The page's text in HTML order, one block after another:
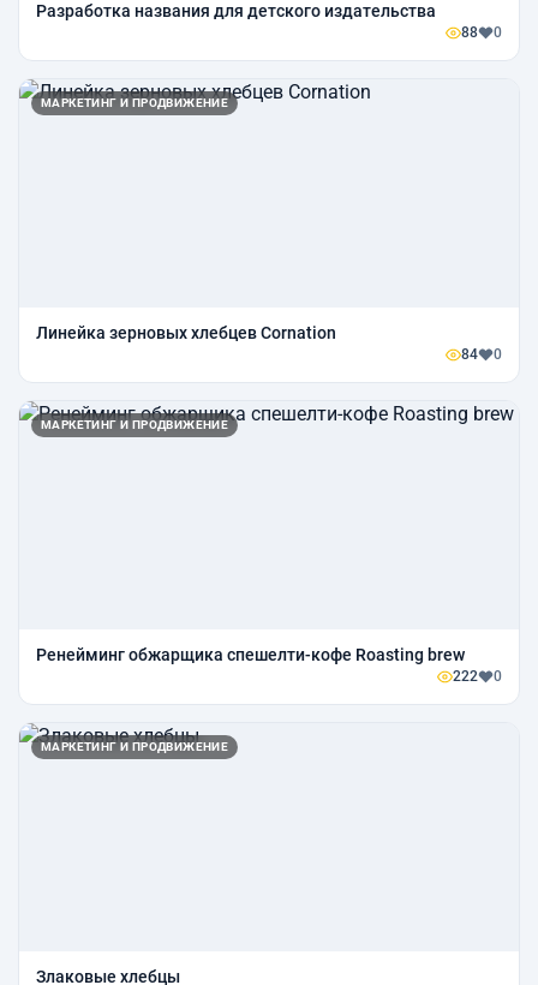
Разработка названия для детского издательства
88 0
МАРКЕТИНГ И ПРОДВИЖЕНИЕ
Линейка зерновых хлебцев Cornation
84 0
МАРКЕТИНГ И ПРОДВИЖЕНИЕ
Ренейминг обжарщика спешелти-кофе Roasting brew
222 0
МАРКЕТИНГ И ПРОДВИЖЕНИЕ
Злаковые хлебцы